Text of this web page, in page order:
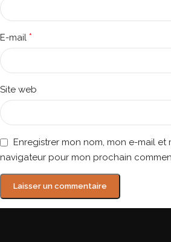
E-mail *
Site web
Enregistrer mon nom, mon e-mail et
navigateur pour mon prochain